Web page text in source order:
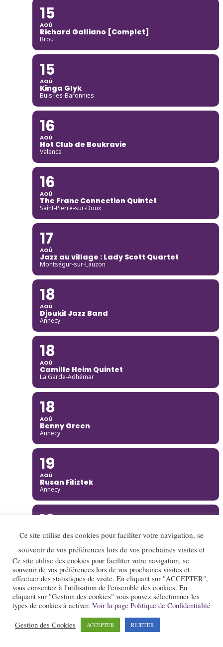
15
AOÛ
Richard Galliano [Complet]
Brou
15
AOÛ
Kinga Glyk
Buis-les-Baronnies
16
AOÛ
Hot Club de Boukravie
Valence
16
AOÛ
The Franc Connection Quintet
Saint-Pierre-sur-Doux
17
AOÛ
Jazz au village : Lady Scott Quartet
Montségur-sur-Lauzon
18
AOÛ
Djoukil Jazz Band
Annecy
18
AOÛ
Camille Heim Quintet
La Garde-Adhémar
18
AOÛ
Benny Green
Annecy
19
AOÛ
Rusan Filiztek
Annecy
19
AOÛ
Nana Project
Saint-Restitut
20
AOÛ
Ella Rabeson Quartet
Annecy
20
Ce site utilise des cookies pour faciliter votre navigation, se
souvenir de vos préférences lors de vos prochaines visites et
Ce site utilise des cookies pour faciliter votre navigation, se
souvenir de vos préférences lors de vos prochaines visites et
effectuer des statistiques de visite. En cliquant sur "ACCEPTER",
vous consentez à l'utilisation de l'ensemble des cookies. En
cliquant sur "Gestion des cookies" vous pouvez sélectionner les
types de cookies à activer. Voir la page Politique de Confidentialité
Gestion des Cookies ACCEPTER REJETER